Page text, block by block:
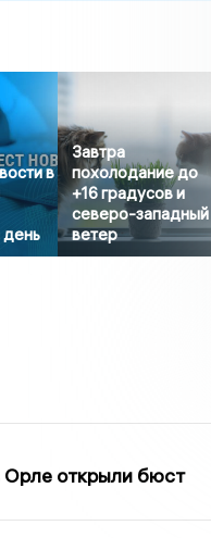
в
Завтра
похолодание до
+16 градусов и
северо-западный
ветер
открыли бюст